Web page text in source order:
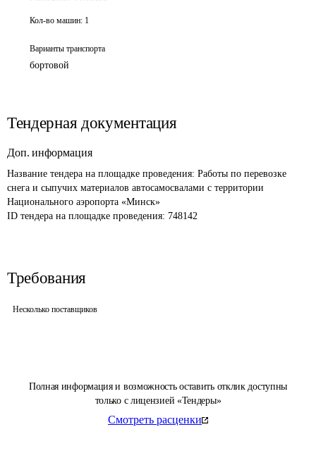
Полная информация и возможность оставить отклик доступны
только с лицензией «Тендеры»
Смотреть расценки
Кол-во машин: 1
Варианты транспорта
бортовой
Тендерная документация
Доп. информация
Название тендера на площадке проведения: Работы по перевозке
снега и сыпучих материалов автосамосвалами с территории
Национального аэропорта «Минск»
ID тендера на площадке проведения: 748142
Требования
Несколько поставщиков